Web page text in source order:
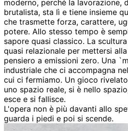
moderno, perché la lavorazione,
brutalista, sta lì e tiene insieme
che trasmette forza, carattere,
potere. Allo stesso tempo è
sapore quasi classico. La
quasi relazionale per mettersi
pensiero a emissioni zero. Una
industriale che ci accompagna
cui ci fermiamo. Un gioco
uno spazio reale, si è nello
esce e si fallisce.
L'opera non è più davanti allo
guarda i piedi e poi si scende.